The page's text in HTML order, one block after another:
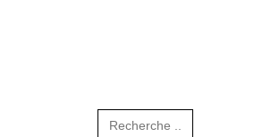
Search
for: